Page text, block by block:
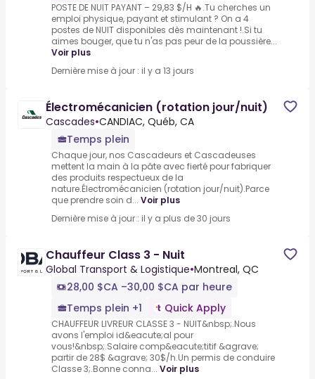
POSTE DE NUIT PAYANT – 29,83 $/H 🔥.Tu cherches un
emploi physique, payant et stimulant ? On a 4
postes de NUIT disponibles dès maintenant !.Si tu
aimes bouger, que tu n'as pas peur de la poussière...
Voir plus
Dernière mise à jour : il y a 13 jours
Électromécanicien (rotation jour/nuit)
Cascades•CANDIAC, Québ, CA
Temps plein
Chaque jour, nos Cascadeurs et Cascadeuses
mettent la main à la pâte avec fierté pour fabriquer
des produits respectueux de la
nature.Électromécanicien (rotation jour/nuit).Parce
que prendre soin d... Voir plus
Dernière mise à jour : il y a plus de 30 jours
Chauffeur Class 3 - Nuit
Global Transport & Logistique•Montreal, QC
28,00 $CA –30,00 $CA par heure
Temps plein +1
Quick Apply
CHAUFFEUR LIVREUR CLASSE 3 - NUIT&nbsp;.Nous
avons l'emploi id&eacute;al pour
vous!&nbsp;.Salaire comp&eacute;titif &agrave;
partir de 28$ &agrave; 30$/h.Un permis de conduire
Classe 3;.Bonne conna... Voir plus